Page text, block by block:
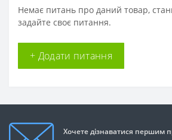
Немає питань про даний товар,
задайте своє питання.
+ Додати питання
Хочете дізнаватися першим